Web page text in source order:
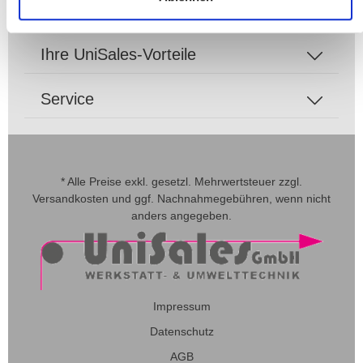
Ihre UniSales-Vorteile
Service
Impressum
Datenschutz
AGB
* Alle Preise exkl. gesetzl. Mehrwertsteuer zzgl.
Versandkosten und ggf. Nachnahmegebühren, wenn nicht
anders angegeben.